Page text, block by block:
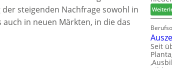
steigenden Nachfrage sowohl in
in neuen Märkten, in die das
t
i
Seit